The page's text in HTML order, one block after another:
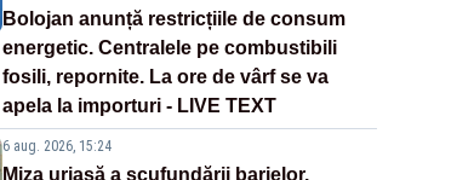
Bolojan anunță restricțiile de consum
energetic. Centralele pe combustibili
fosili, repornite. La ore de vârf se va
apela la importuri - LIVE TEXT
6 aug. 2026, 15:24
Miza uriașă a scufundării barjelor.